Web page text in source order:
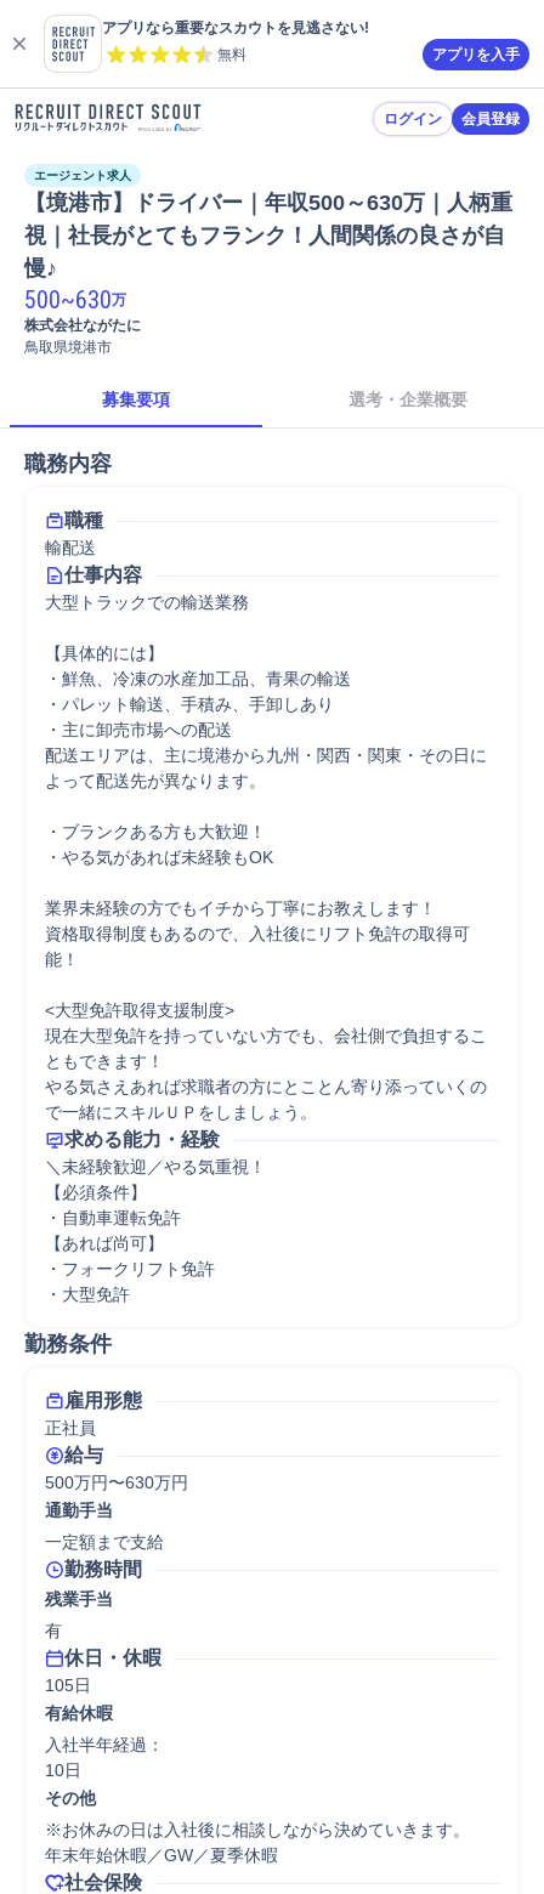
アプリなら重要なスカウトを見逃さない!
無料
アプリを入手
ログイン 会員登録
エージェント求人
【境港市】ドライバー｜年収500～630万｜人柄重
視｜社長がとてもフランク！人間関係の良さが自
慢♪
500~630万
株式会社ながたに
鳥取県境港市
募集要項 選考・企業概要
職務内容
職種
輸配送
仕事内容
大型トラックでの輸送業務
【具体的には】
・鮮魚、冷凍の水産加工品、青果の輸送
・パレット輸送、手積み、手卸しあり
・主に卸売市場への配送
配送エリアは、主に境港から九州・関西・関東・その日に
よって配送先が異なります。
・ブランクある方も大歓迎！
・やる気があれば未経験もOK
業界未経験の方でもイチから丁寧にお教えします！
資格取得制度もあるので、入社後にリフト免許の取得可
能！
<大型免許取得支援制度>
現在大型免許を持っていない方でも、会社側で負担するこ
ともできます！
やる気さえあれば求職者の方にとことん寄り添っていくの
で一緒にスキルＵＰをしましょう。
求める能力・経験
＼未経験歓迎／やる気重視！
【必須条件】
・自動車運転免許
【あれば尚可】
・フォークリフト免許
・大型免許
勤務条件
雇用形態
正社員
給与
500万円〜630万円
通勤手当
一定額まで支給
勤務時間
残業手当
有
休日・休暇
105日
有給休暇
入社半年経過：
10日
その他
※お休みの日は入社後に相談しながら決めていきます。
年末年始休暇／GW／夏季休暇
社会保険